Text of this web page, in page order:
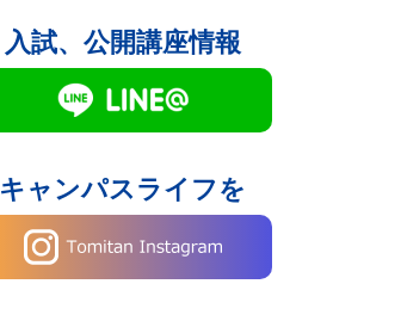
入試、公開講座情報
キャンパスライフを